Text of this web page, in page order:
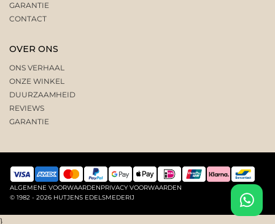
GARANTIE
CONTACT
OVER ONS
ONS VERHAAL
ONZE WINKEL
DUURZAAMHEID
REVIEWS
GARANTIE
ALGEMENE VOORWAARDENPRIVACY VOORWAARDEN
© 1982 - 2026 HUTJENS EDELSMEDERIJ